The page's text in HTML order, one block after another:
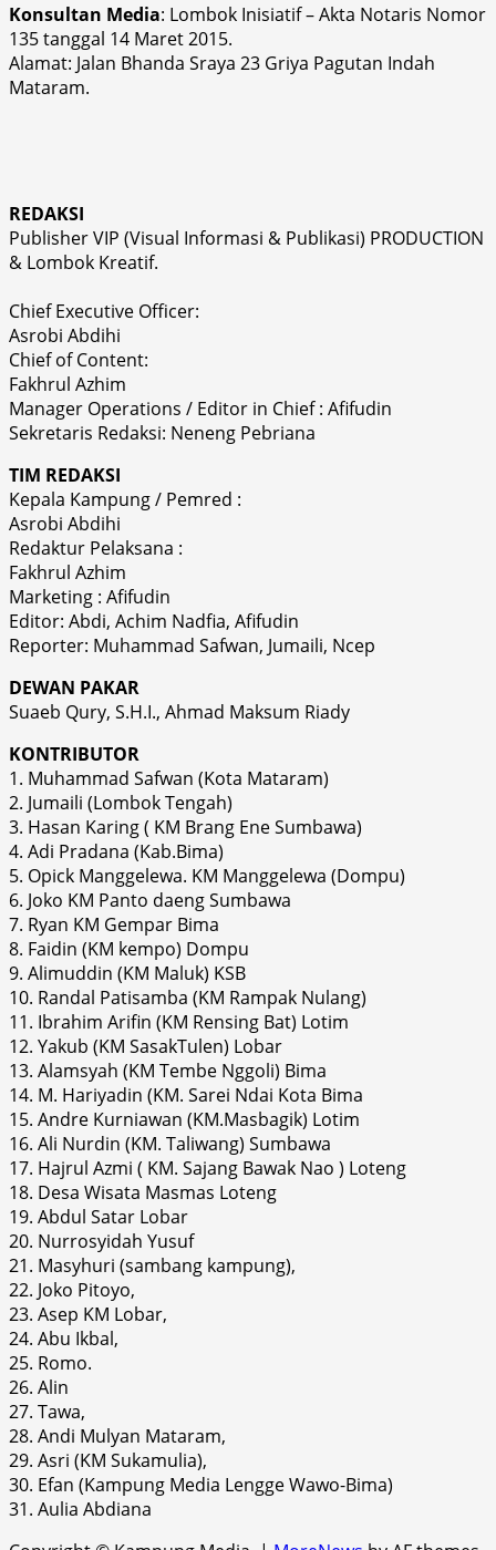
Konsultan Media: Lombok Inisiatif – Akta Notaris Nomor
135 tanggal 14 Maret 2015.
Alamat: Jalan Bhanda Sraya 23 Griya Pagutan Indah
Mataram.
REDAKSI
Publisher VIP (Visual Informasi & Publikasi) PRODUCTION
& Lombok Kreatif.
Chief Executive Officer:
Asrobi Abdihi
Chief of Content:
Fakhrul Azhim
Manager Operations / Editor in Chief : Afifudin
Sekretaris Redaksi: Neneng Pebriana
TIM REDAKSI
Kepala Kampung / Pemred :
Asrobi Abdihi
Redaktur Pelaksana :
Fakhrul Azhim
Marketing : Afifudin
Editor: Abdi, Achim Nadfia, Afifudin
Reporter: Muhammad Safwan, Jumaili, Ncep
DEWAN PAKAR
Suaeb Qury, S.H.I., Ahmad Maksum Riady
KONTRIBUTOR
1. Muhammad Safwan (Kota Mataram)
2. Jumaili (Lombok Tengah)
3. Hasan Karing ( KM Brang Ene Sumbawa)
4. Adi Pradana (Kab.Bima)
5. Opick Manggelewa. KM Manggelewa (Dompu)
6. Joko KM Panto daeng Sumbawa
7. Ryan KM Gempar Bima
8. Faidin (KM kempo) Dompu
9. Alimuddin (KM Maluk) KSB
10. Randal Patisamba (KM Rampak Nulang)
11. Ibrahim Arifin (KM Rensing Bat) Lotim
12. Yakub (KM SasakTulen) Lobar
13. Alamsyah (KM Tembe Nggoli) Bima
14. M. Hariyadin (KM. Sarei Ndai Kota Bima
15. Andre Kurniawan (KM.Masbagik) Lotim
16. Ali Nurdin (KM. Taliwang) Sumbawa
17. Hajrul Azmi ( KM. Sajang Bawak Nao ) Loteng
18. Desa Wisata Masmas Loteng
19. Abdul Satar Lobar
20. Nurrosyidah Yusuf
21. Masyhuri (sambang kampung),
22. Joko Pitoyo,
23. Asep KM Lobar,
24. Abu Ikbal,
25. Romo.
26. Alin
27. Tawa,
28. Andi Mulyan Mataram,
29. Asri (KM Sukamulia),
30. Efan (Kampung Media Lengge Wawo-Bima)
31. Aulia Abdiana